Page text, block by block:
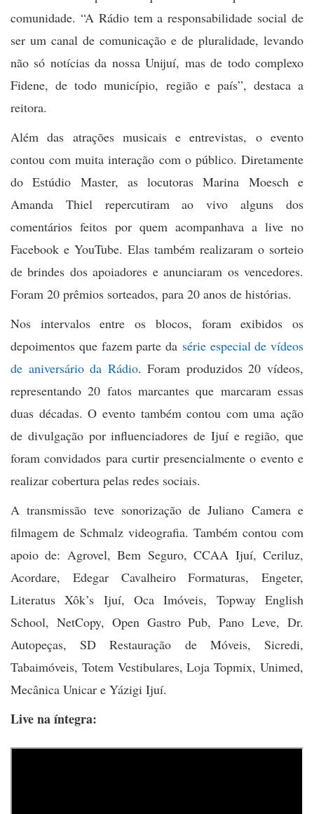
comunidade. “A Rádio tem a responsabilidade social de
ser um canal de comunicação e de pluralidade, levando
não só notícias da nossa Unijuí, mas de todo complexo
Fidene, de todo município, região e país”, destaca a
reitora.
Além das atrações musicais e entrevistas, o evento
contou com muita interação com o público. Diretamente
do Estúdio Master, as locutoras Marina Moesch e
Amanda Thiel repercutiram ao vivo alguns dos
comentários feitos por quem acompanhava a live no
Facebook e YouTube. Elas também realizaram o sorteio
de brindes dos apoiadores e anunciaram os vencedores.
Foram 20 prêmios sorteados, para 20 anos de histórias.
Nos intervalos entre os blocos, foram exibidos os
depoimentos que fazem parte da série especial de vídeos
de aniversário da Rádio. Foram produzidos 20 vídeos,
representando 20 fatos marcantes que marcaram essas
duas décadas. O evento também contou com uma ação
de divulgação por influenciadores de Ijuí e região, que
foram convidados para curtir presencialmente o evento e
realizar cobertura pelas redes sociais.
A transmissão teve sonorização de Juliano Camera e
filmagem de Schmalz videografia. Também contou com
apoio de: Agrovel, Bem Seguro, CCAA Ijuí, Ceriluz,
Acordare, Edegar Cavalheiro Formaturas, Engeter,
Literatus Xôk’s Ijuí, Oca Imóveis, Topway English
School, NetCopy, Open Gastro Pub, Pano Leve, Dr.
Autopeças, SD Restauração de Móveis, Sicredi,
Tabaimóveis, Totem Vestibulares, Loja Topmix, Unimed,
Mecânica Unicar e Yázigi Ijuí.
Live na íntegra: